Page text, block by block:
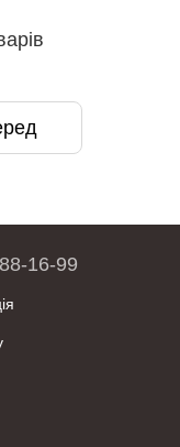
16-99